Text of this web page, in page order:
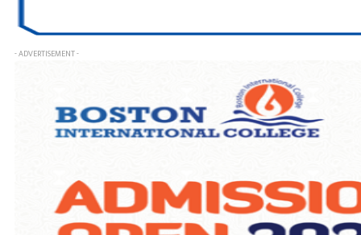
- ADVERTISEMENT -